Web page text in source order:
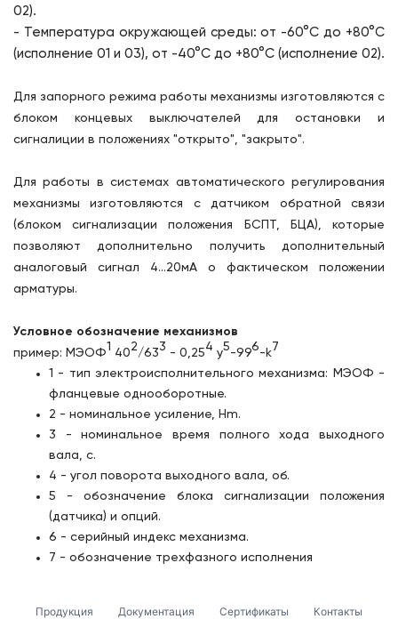
02).
- Температура окружающей среды: от -60°C до +80°C
(исполнение 01 и 03), от -40°C до +80°C (исполнение 02).
Для запорного режима работы механизмы изготовляются с
блоком концевых выключателей для остановки и
сигналиции в положениях "открыто", "закрыто".
Для работы в системах автоматического регулирования
механизмы изготовляются с датчиком обратной связи
(блоком сигнализации положения БСПТ, БЦА), которые
позволяют дополнительно получить дополнительный
аналоговый сигнал 4...20мА о фактическом положении
арматуры.
Условное обозначение механизмов
пример: МЭОФ1 402/633 - 0,254 у5-996-k7
1 - тип электроисполнительного механизма: МЭОФ -
фланцевые однооборотные.
2 - номинальное усиление, Hm.
3 - номинальное время полного хода выходного
вала, с.
4 - угол поворота выходного вала, об.
5 - обозначение блока сигнализации положения
(датчика) и опций.
6 - серийный индекс механизма.
7 - обозначение трехфазного исполнения
Продукция Документация Сертификаты Контакты